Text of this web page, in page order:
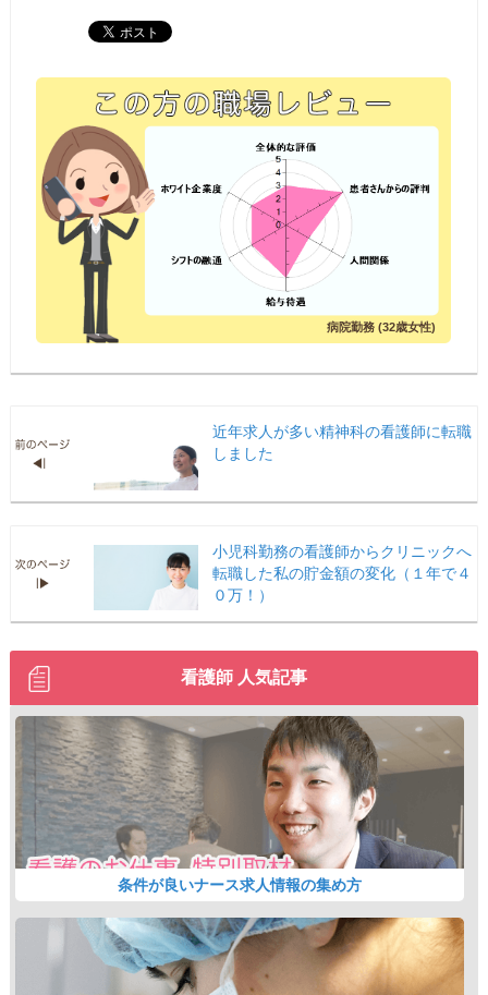
病院勤務 (32歳女性)
近年求人が多い精神科の看護師に転職
しました
小児科勤務の看護師からクリニックへ
転職した私の貯金額の変化（１年で４
０万！）
看護師 人気記事
条件が良いナース求人情報の集め方